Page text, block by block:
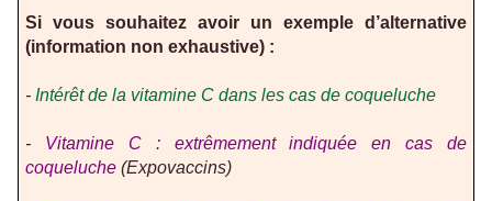
Si vous souhaitez avoir un exemple d’alternative
(information non exhaustive) :
- Intérêt de la vitamine C dans les cas de coqueluche
- Vitamine C : extrêmement indiquée en cas de
coqueluche(Expovaccins)